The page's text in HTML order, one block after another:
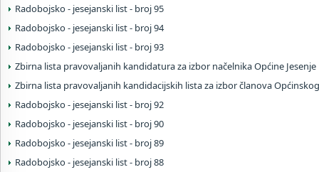
Radobojsko - jesejanski list - broj 95
Radobojsko - jesejanski list - broj 94
Radobojsko - jesejanski list - broj 93
Zbirna lista pravovaljanih kandidatura za izbor načelnika Općine Jesenje
Zbirna lista pravovaljanih kandidacijskih lista za izbor članova
Radobojsko - jesejanski list - broj 92
Radobojsko - jesejanski list - broj 90
Radobojsko - jesejanski list - broj 89
Radobojsko - jesejanski list - broj 88